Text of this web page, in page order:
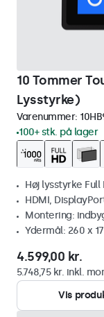
10 Tommer
Lysstyrke)
Varenummer:
100+ stk. på lager
Høj lysstyrke
HDMI,
Montering:
Ydermål: 260 x
4.599,00 kr.
5.748,75 kr. inkl.
Vis